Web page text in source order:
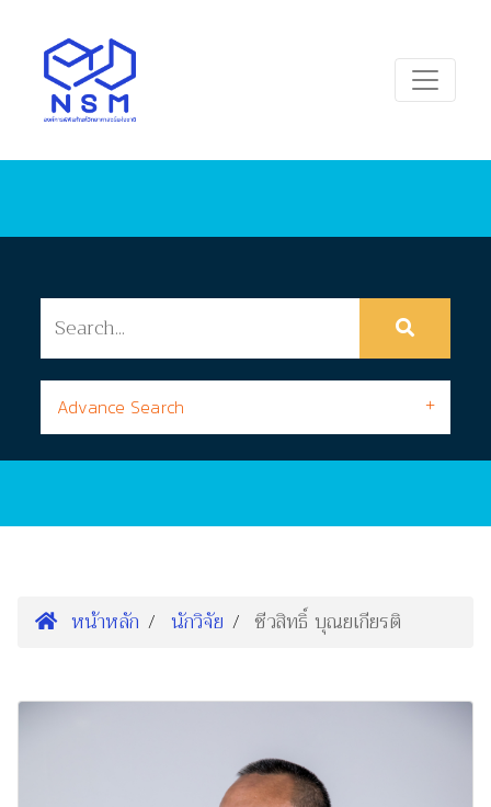
Advance Search
หน้าหลัก นักวิจัย ชีวสิทธิ์ บุณยเกียรติ